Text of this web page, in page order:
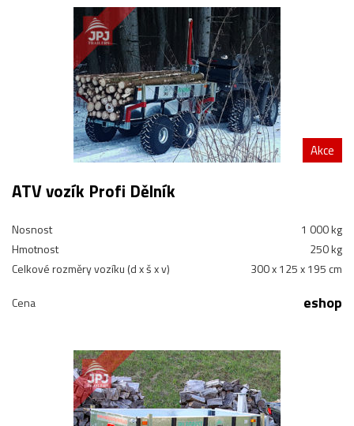
Akce
ATV vozík Profi Dělník
Nosnost
1 000 kg
Hmotnost
250 kg
Celkové rozměry vozíku (d x š x v)
300 x 125 x 195 cm
Cena eshop